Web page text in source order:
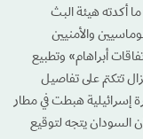
أكدته هيئة البث
والأمنيين
أبراهام» وتطبيع
تتكتم على تفاصيل
إسرائيلية هبطت في مطار
السودان يتجه لتوقيع